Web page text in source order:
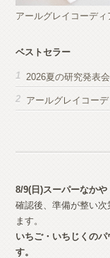
アールグレイコーデ
ベストセラー
2026夏の研究発表会
アールグレイコー
8/9(日)スーパーなか
確認後、準備が整い
ます。
いちご・いちじくの
す。